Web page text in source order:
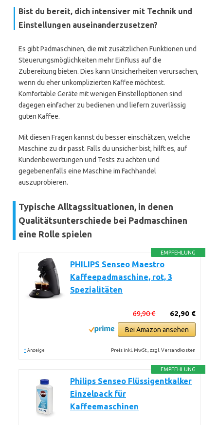
Bist du bereit, dich intensiver mit Technik und
Einstellungen auseinanderzusetzen?
Es gibt Padmaschinen, die mit zusätzlichen Funktionen und
Steuerungsmöglichkeiten mehr Einfluss auf die
Zubereitung bieten. Dies kann Unsicherheiten verursachen,
wenn du eher unkomplizierten Kaffee möchtest.
Komfortable Geräte mit wenigen Einstelloptionen sind
dagegen einfacher zu bedienen und liefern zuverlässig
guten Kaffee.
Mit diesen Fragen kannst du besser einschätzen, welche
Maschine zu dir passt. Falls du unsicher bist, hilft es, auf
Kundenbewertungen und Tests zu achten und
gegebenenfalls eine Maschine im Fachhandel
auszuprobieren.
Typische Alltagssituationen, in denen
Qualitätsunterschiede bei Padmaschinen
eine Rolle spielen
EMPFEHLUNG
PHILIPS Senseo Maestro
Kaffeepadmaschine, rot, 3
Spezialitäten
62,90 €
69,90 €
Bei Amazon ansehen
* Anzeige Preis inkl. MwSt., zzgl. Versandkosten
EMPFEHLUNG
Philips Senseo Flüssigentkalker
Einzelpack für
Kaffeemaschinen